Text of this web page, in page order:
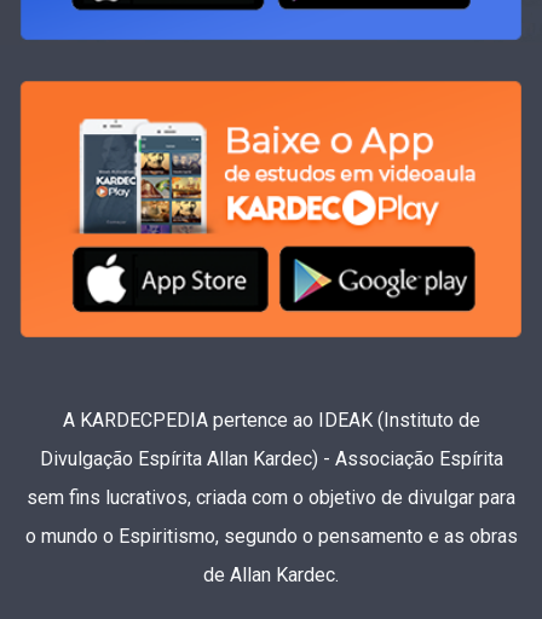
A KARDECPEDIA pertence ao IDEAK (Instituto de
Divulgação Espírita Allan Kardec) - Associação Espírita
sem fins lucrativos, criada com o objetivo de divulgar para
o mundo o Espiritismo, segundo o pensamento e as obras
de Allan Kardec.